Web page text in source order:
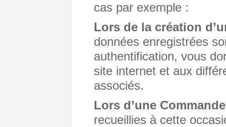
cas par exemple :
Lors de la création
données enregistrées
authentification, vous
site internet et aux
associés.
Lors d’une
recueillies à cette